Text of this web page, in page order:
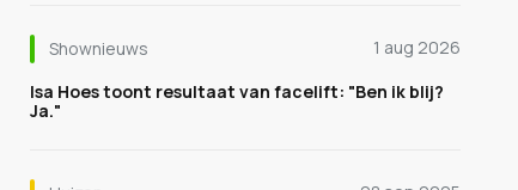
Shownieuws
1 aug 2026
Isa Hoes toont resultaat van facelift: "Ben ik blij?
Ja."